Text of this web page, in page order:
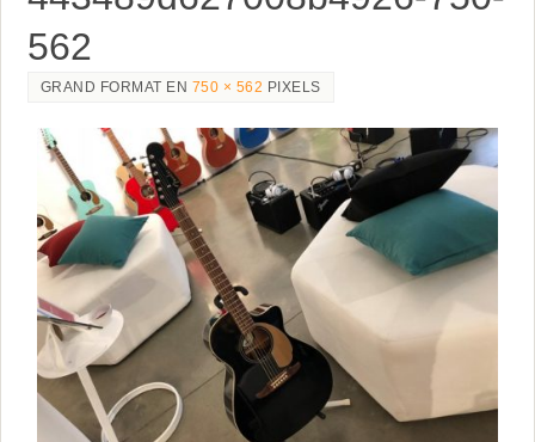
562
GRAND FORMAT EN 750 × 562 PIXELS